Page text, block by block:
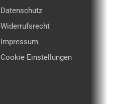
Datenschutz
Widerrufsrecht
Impressum
Cookie Einstellungen